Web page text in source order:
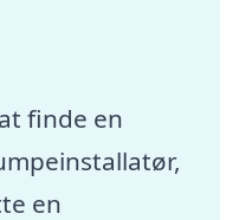
finde en
en